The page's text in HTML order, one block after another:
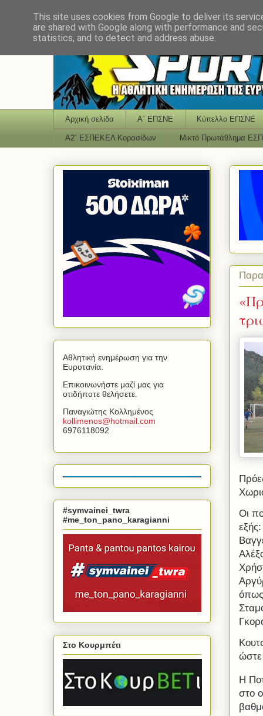
Αρχική σελίδα Α΄ ΕΠΣΝΕ Κύπελλο ΕΠΣΝΕ
Α2΄ ΕΣΠΕΚΕΛ Κορασίδων Μικτό Πρωτάθλημα
Οι
όπως
ώστε
Η
στο
Αθλητική ενημέρωση για την
Ευρυτανία.
Επικοινωνήστε μαζί μας για
οτιδήποτε θελήσετε.
Παναγιώτης Κολλημένος
kollimenos@hotmail com
6976118092
#symvainei_twra
#me_ton_pano_karagianni
Στο Κουρμπέτι
This site uses cookies from Google to deliver its
are shared with Google along with performance and
statistics, and to detect and address abuse.